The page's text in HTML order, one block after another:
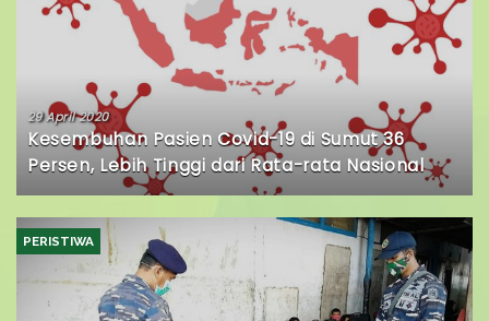
29 April 2020
Kesembuhan Pasien Covid-19 di Sumut 36
Persen, Lebih Tinggi dari Rata-rata Nasional
PERISTIWA